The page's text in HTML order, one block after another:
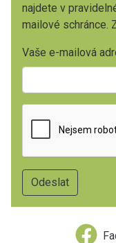
najdete v
mailové schránce.
Vaše e-mailová